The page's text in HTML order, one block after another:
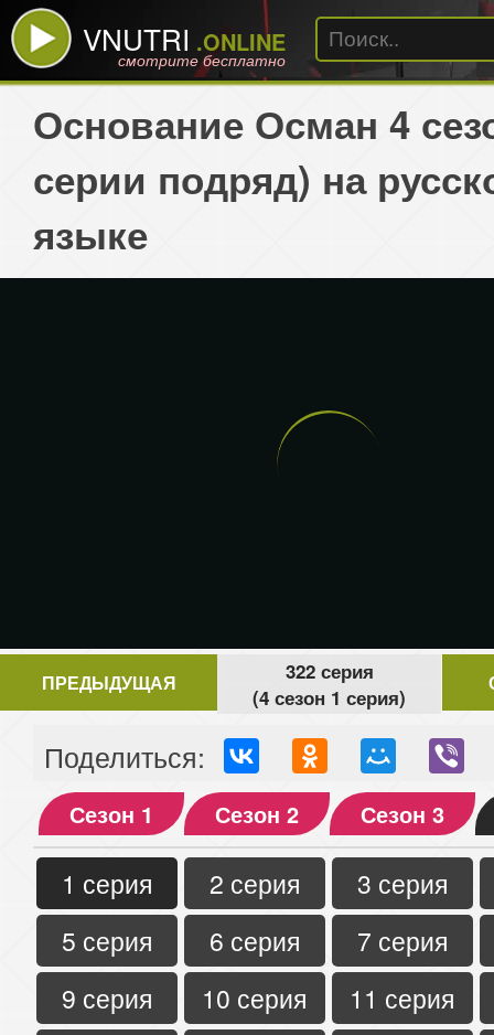
VNUTRI .ONLINE
смотрите бесплатно
Основание Осман 4
серии подряд) на
языке
ПРЕДЫДУЩАЯ
322 серия
(4 сезон 1 серия)
Поделиться:
Сезон 1 Сезон 2 Сезон 3
1 серия 2 серия
3 серия
5 серия
6 серия
7 серия
9 серия
10 серия
11 серия